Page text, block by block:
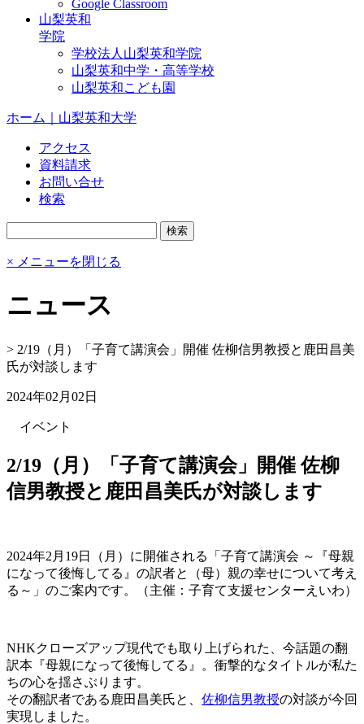
Google Classroom
山梨英和
学院
学校法人山梨英和学院
山梨英和中学・高等学校
山梨英和こども園
ホーム｜山梨英和大学
アクセス
資料請求
お問い合せ
検索
× メニューを閉じる
ニュース
> 2/19（月）「子育て講演会」開催 佐柳信男教授と鹿田昌美
氏が対談します
2024年02月02日
イベント
2/19（月）「子育て講演会」開催 佐柳
信男教授と鹿田昌美氏が対談します
2024年2月19日（月）に開催される「子育て講演会 ～『母親
になって後悔してる』の訳者と（母）親の幸せについて考え
る～」のご案内です。（主催：子育て支援センターえいわ）
NHKクローズアップ現代でも取り上げられた、今話題の翻
訳本『母親になって後悔してる』。衝撃的なタイトルが私た
ちの心を揺さぶります。
その翻訳者である鹿田昌美氏と、 佐柳信男教授の対談が今回
実現しました。